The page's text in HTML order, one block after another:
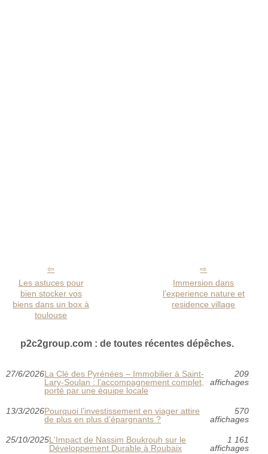
Les astuces pour
bien stocker vos
biens dans un box à
toulouse
Immersion dans
l’experience nature et
residence village
p2c2group.com : de toutes récentes dépêches.
27/6/2026La Clé des Pyrénées – Immobilier à Saint-
Lary-Soulan : l’accompagnement complet,
porté par une équipe locale
209
affichages
13/3/2026Pourquoi l’investissement en viager attire
de plus en plus d’épargnants ?
570
affichages
25/10/2025L'Impact de Nassim Boukrouh sur le
Développement Durable à Roubaix
1 161
affichages